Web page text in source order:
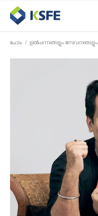
ഹോം ഉൽപ്പന്നങ്ങളും സേവനങ്ങളും